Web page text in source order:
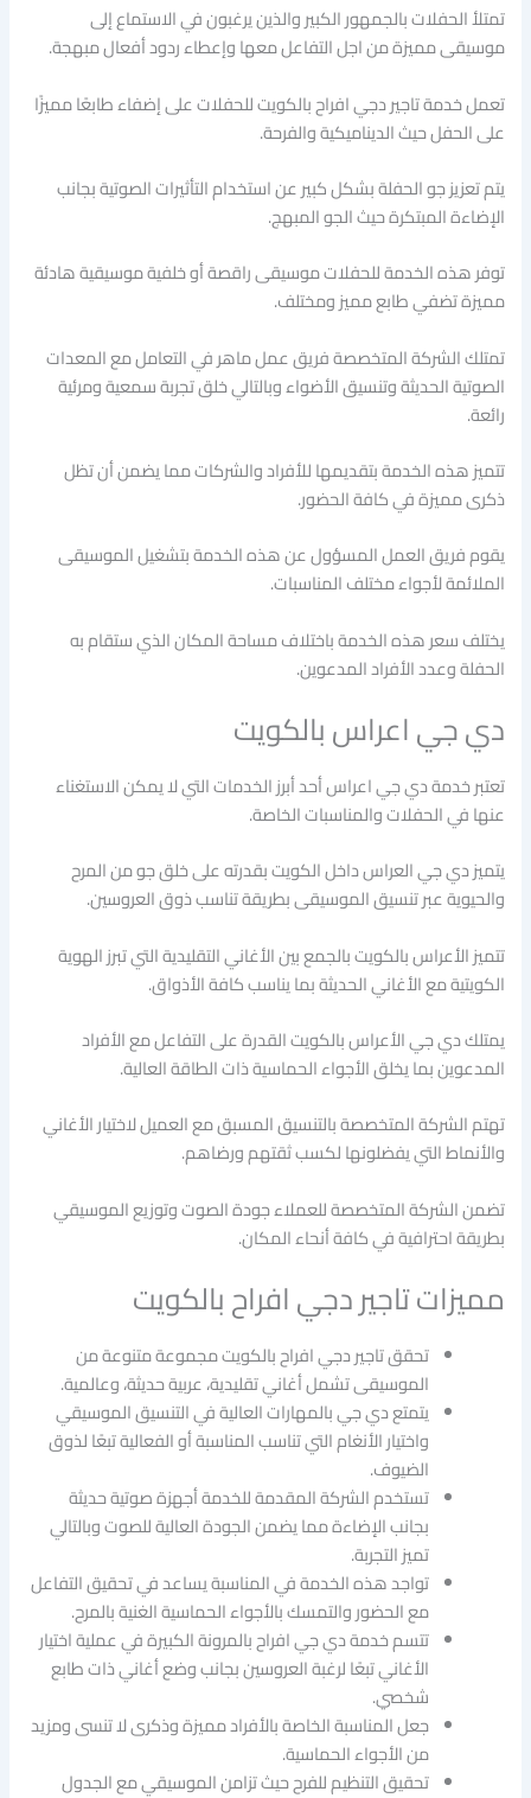
تمتلأ الحفلات بالجمهور الكبير والذين يرغبون في الاستماع إلى
موسيقى مميزة من اجل التفاعل معها وإعطاء ردود أفعال مبهجة.
تعمل خدمة تاجير دجي افراح بالكويت للحفلات على إضفاء طابعًا مميزًا
على الحفل حيث الديناميكية والفرحة.
يتم تعزيز جو الحفلة بشكل كبير عن استخدام التأثيرات الصوتية بجانب
الإضاءة المبتكرة حيث الجو المبهج.
توفر هذه الخدمة للحفلات موسيقى راقصة أو خلفية موسيقية هادئة
مميزة تضفي طابع مميز ومختلف.
تمتلك الشركة المتخصصة فريق عمل ماهر في التعامل مع المعدات
الصوتية الحديثة وتنسيق الأضواء وبالتالي خلق تجربة سمعية ومرئية
رائعة.
تتميز هذه الخدمة بتقديمها للأفراد والشركات مما يضمن أن تظل
ذكرى مميزة في كافة الحضور.
يقوم فريق العمل المسؤول عن هذه الخدمة بتشغيل الموسيقى
الملائمة لأجواء مختلف المناسبات.
يختلف سعر هذه الخدمة باختلاف مساحة المكان الذي ستقام به
الحفلة وعدد الأفراد المدعوين.
دي جي اعراس بالكويت
تعتبر خدمة دي جي اعراس أحد أبرز الخدمات التي لا يمكن الاستغناء
عنها في الحفلات والمناسبات الخاصة.
يتميز دي جي العراس داخل الكويت بقدرته على خلق جو من المرح
والحيوية عبر تنسيق الموسيقى بطريقة تناسب ذوق العروسين.
تتميز الأعراس بالكويت بالجمع بين الأغاني التقليدية التي تبرز الهوية
الكويتية مع الأغاني الحديثة بما يناسب كافة الأذواق.
يمتلك دي جي الأعراس بالكويت القدرة على التفاعل مع الأفراد
المدعوين بما يخلق الأجواء الحماسية ذات الطاقة العالية.
تهتم الشركة المتخصصة بالتنسيق المسبق مع العميل لاختيار الأغاني
والأنماط التي يفضلونها لكسب ثقتهم ورضاهم.
تضمن الشركة المتخصصة للعملاء جودة الصوت وتوزيع الموسيقي
بطريقة احترافية في كافة أنحاء المكان.
مميزات تاجير دجي افراح بالكويت
تحقق تاجير دجي افراح بالكويت مجموعة متنوعة من
الموسيقى تشمل أغاني تقليدية، عربية حديثة، وعالمية.
يتمتع دي جي بالمهارات العالية في التنسيق الموسيقي
واختيار الأنغام التي تناسب المناسبة أو الفعالية تبعًا لذوق
الضيوف.
تستخدم الشركة المقدمة للخدمة أجهزة صوتية حديثة
بجانب الإضاءة مما يضمن الجودة العالية للصوت وبالتالي
تميز التجربة.
تواجد هذه الخدمة في المناسبة يساعد في تحقيق التفاعل
مع الحضور والتمسك بالأجواء الحماسية الغنية بالمرح.
تتسم خدمة دي جي افراح بالمرونة الكبيرة في عملية اختيار
الأغاني تبعًا لرغبة العروسين بجانب وضع أغاني ذات طابع
شخصي.
جعل المناسبة الخاصة بالأفراد مميزة وذكرى لا تنسى ومزيد
من الأجواء الحماسية.
تحقيق التنظيم للفرح حيث تزامن الموسيقي مع الجدول